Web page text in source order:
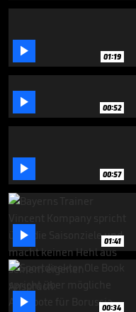
 01:19
 00:52
 00:57
 01:41
 00:34